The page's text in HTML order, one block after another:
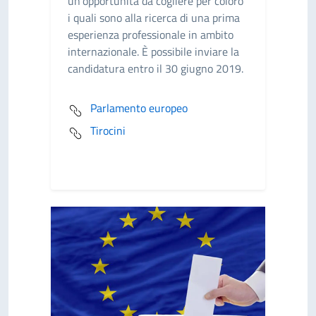
i quali sono alla ricerca di una prima
esperienza professionale in ambito
internazionale. È possibile inviare la
candidatura entro il 30 giugno 2019.
Parlamento europeo
Tirocini